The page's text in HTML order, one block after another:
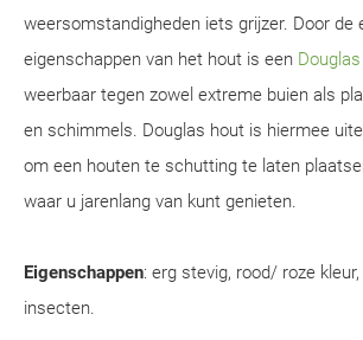
weersomstandigheden iets grijzer. Door de
eigenschappen van het hout is een
weerbaar tegen zowel extreme buien als
en schimmels. Douglas hout is hiermee
om een houten te schutting te laten
waar u jarenlang van kunt genieten.
Eigenschappen: erg stevig, rood/ roze
insecten.